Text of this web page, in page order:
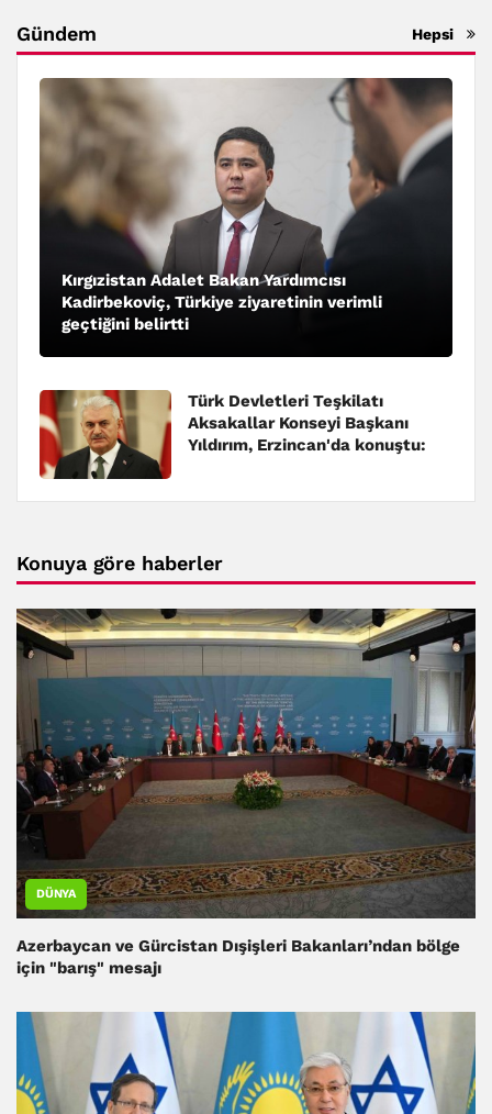
Gündem Hepsi
Kırgızistan Adalet Bakan Yardımcısı
Kadirbekoviç, Türkiye ziyaretinin verimli
geçtiğini belirtti
Türk Devletleri Teşkilatı
Aksakallar Konseyi Başkanı
Yıldırım, Erzincan'da konuştu:
Konuya göre haberler
DÜNYA
Azerbaycan ve Gürcistan Dışişleri Bakanları’ndan bölge
için "barış" mesajı